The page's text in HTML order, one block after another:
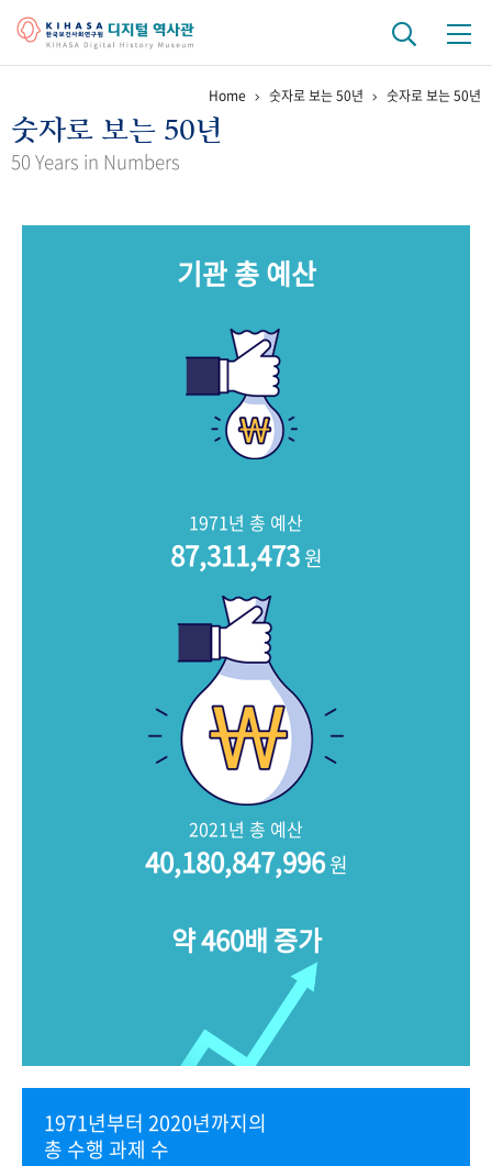
걸어온 길 기관 변천사 역대 기관장
키워드로 보는 연구 역사
문서 기록물 행정박물
Home 숫자로 보는 50년 숫자로 보는 50년
숫자로 보는 50년
50 Years in Numbers
기관 총 예산
1971년 총 예산
87,311,473원
2021년 총 예산
40,180,847,996원
약 460배 증가
1971년부터 2020년까지의
총 수행 과제 수